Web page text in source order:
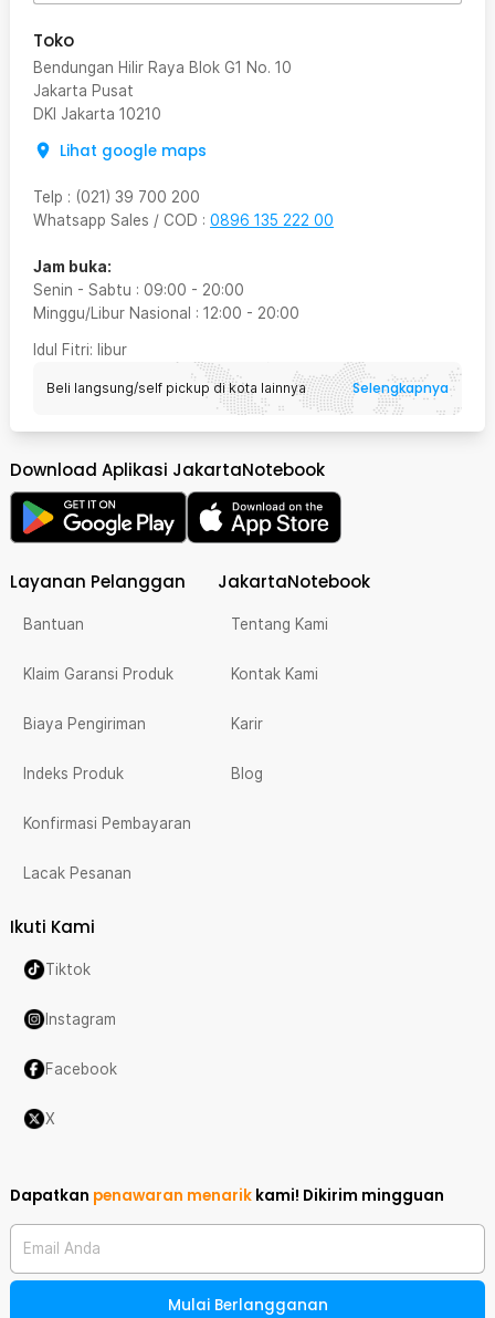
Toko
Bendungan Hilir Raya Blok G1 No. 10
Jakarta Pusat
DKI Jakarta 10210
Lihat google maps
Telp : (021) 39 700 200
Whatsapp Sales / COD : 0896 135 222 00
Jam buka:
Senin - Sabtu : 09:00 - 20:00
Minggu/Libur Nasional : 12:00 - 20:00
Idul Fitri: libur
Beli langsung/self pickup di kota lainnya Selengkapnya
Download Aplikasi JakartaNotebook
Layanan Pelanggan
Bantuan
Klaim Garansi Produk
Biaya Pengiriman
Indeks Produk
Konfirmasi Pembayaran
Lacak Pesanan
JakartaNotebook
Tentang Kami
Kontak Kami
Karir
Blog
Ikuti Kami
Tiktok
Instagram
Facebook
X
Dapatkan penawaran menarik kami! Dikirim mingguan
Email Anda
Mulai Berlangganan